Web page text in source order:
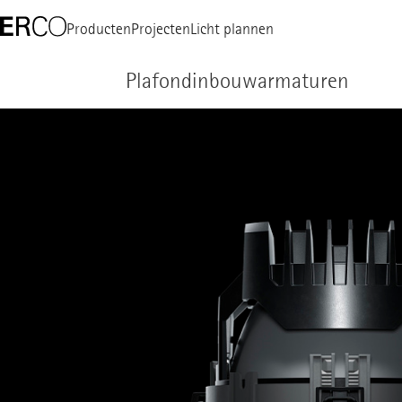
ProductenProjectenLicht plannen
Plafondinbouwarmaturen